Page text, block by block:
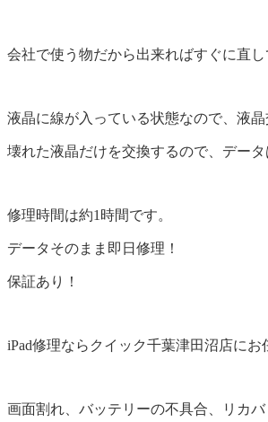
会社で使う物だから出来ればすぐに直し
液晶に線が入っている状態なので、液晶
壊れた液晶だけを交換するので、デー
修理時間は約1時間です。
データそのまま即日修理！
保証あり！
iPad修理ならクイック千葉津田沼店にお
画面割れ、バッテリーの不具合、リカ